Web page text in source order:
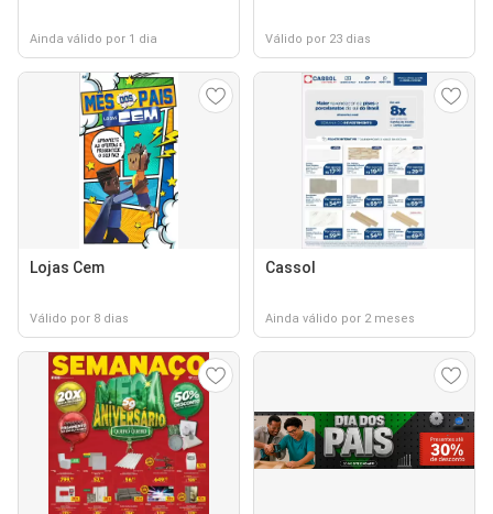
Ainda válido por 1 dia Válido por 23 dias
Lojas Cem
Válido por 8 dias
Cassol
Ainda válido por 2 meses